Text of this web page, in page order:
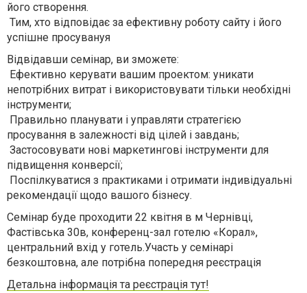
його створення.
Тим, хто відповідає за ефективну роботу сайту і його
успішне просуванyя
Відвідавши семінар, ви зможете:
Ефективно керувати вашим проектом: уникати
непотрібних витрат і використовувати тільки необхідні
інструменти;
Правильно планувати і управляти стратегією
просування в залежності від цілей і завдань;
Застосовувати нові маркетингові інструменти для
підвищення конверсії;
Поспілкуватися з практиками і отримати індивідуальні
рекомендації щодо вашого бізнесу.
Семінар буде проходити 22 квітня в м Чернівці,
Фастівська 30в, конференц-зал готелю «Корал»,
центральний вхід у готель.Участь у семінарі
безкоштовна, але потрібна попередня реєстрація
Детальна інформація та реєстрація тут!